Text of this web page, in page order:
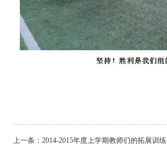
上一条：2014-2015年度上学期教师们的拓展训练